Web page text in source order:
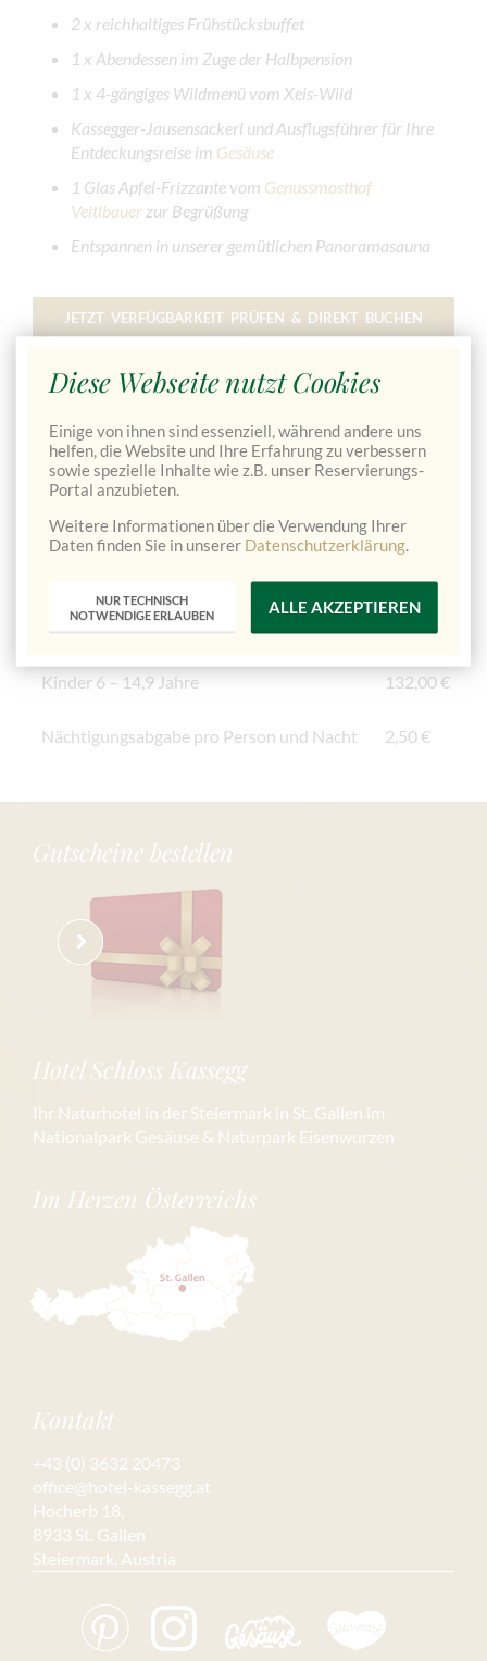
2 x reichhaltiges Frühstücksbuffet
1 x Abendessen im Zuge der Halbpension
1 x 4-gängiges Wildmenü vom Xeis-Wild
Kassegger-Jausensackerl und Ausflugsführer für Ihre
Entdeckungsreise im Gesäuse
1 Glas Apfel-Frizzante vom Genussmosthof
Veitlbauer zur Begrüßung
Entspannen in unserer gemütlichen Panoramasauna
JETZT VERFÜGBARKEIT PRÜFEN & DIREKT BUCHEN
→
Pauschalpreis für 2 Übernachtungen
inkl. Halbpension und den oben angeführten
Leistungen
Im Doppelzimmer
249,00€
Einbettzimmerzuschlag 20,00 €
Kinder 6 – 14,9 Jahre 132,00 €
Nächtigungsabgabe pro Person und Nacht 2,50 €
Gutscheine bestellen
Hotel Schloss Kassegg
Ihr Naturhotel in der Steiermark in St. Gallen im
Nationalpark Gesäuse & Naturpark Eisenwurzen
Im Herzen Österreichs
Kontakt
+43 (0) 3632 20473
office@hotel-kassegg.at
Hocherb 18,
8933 St. Gallen
Steiermark, Austria
Diese Webseite nutzt Cookies
Einige von ihnen sind essenziell, während andere uns
helfen, die Website und Ihre Erfahrung zu verbessern
sowie spezielle Inhalte wie z.B. unser Reservierungs-
Portal anzubieten.
Weitere Informationen über die Verwendung Ihrer
Daten finden Sie in unserer Datenschutzerklärung.
NUR TECHNISCH
NOTWENDIGE ERLAUBEN
ALLE AKZEPTIEREN